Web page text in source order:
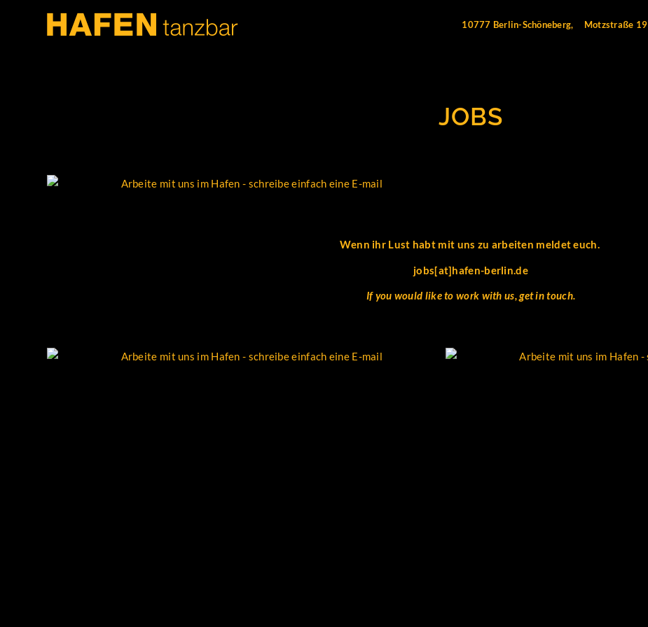
10777 Berlin-Schöneberg, Motzstraße 19
JOBS
Wenn ihr Lust habt mit uns zu arbeiten meldet euch.
jobs[at]hafen-berlin.de
If you would like to work with us, get in touch.